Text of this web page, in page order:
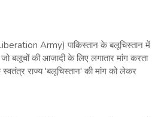
Army) पाकिस्तान के बलूचिस्तान में
बलूचों की आजादी के लिए लगातार मांग करता
राज्य 'बलूचिस्तान' की मांग को लेकर